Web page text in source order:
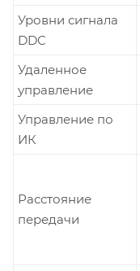
Уровни сигнала
DDC
Удаленное
управление
Управление по
ИК
Расстояние
передачи